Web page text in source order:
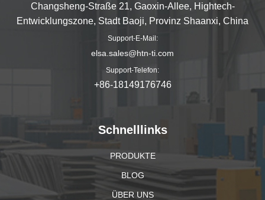
Changsheng-Straße 21, Gaoxin-Allee, Hightech-
Entwicklungszone, Stadt Baoji, Provinz Shaanxi, China
Support-E-Mail:
elsa.sales@htn-ti.com
Support-Telefon:
+86-18149176746
Schnelllinks
PRODUKTE
BLOG
ÜBER UNS